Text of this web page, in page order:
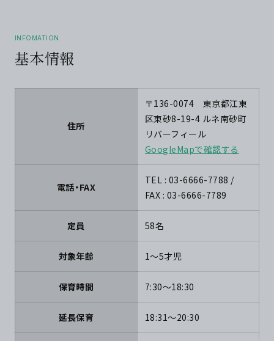
INFOMATION
基本情報
住所
〒136-0074 東京都江東
区東砂8-19-4 ルネ南砂町
リバーフィール
GoogleMapで確認する
電話・FAX
TEL : 03-6666-7788 /
FAX : 03-6666-7789
定員 58名
対象年齢 1～5才児
保育時間 7:30～18:30
延長保育 18:31～20:30